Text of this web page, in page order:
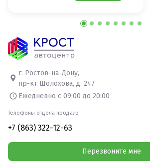
г. Ростов-на-Дону,
пр-кт Шолохова, д. 247
Ежедневно с 09:00 до 20:00
Телефоны отдела продаж:
+7 (863) 322-12-63
Перезвоните мне